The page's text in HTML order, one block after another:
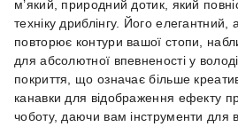
м’який, природний дотик, який
техніку дриблінгу. Його елегантний,
повторює контури вашої стопи,
для абсолютної впевненості у
покриття, що означає більше
канавки для відображення ефекту
чоботу, даючи вам інструменти для